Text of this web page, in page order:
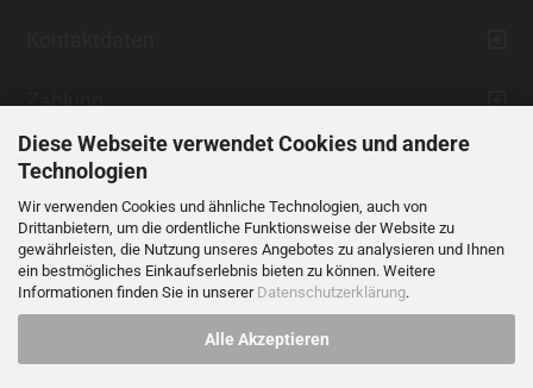
Diese Webseite verwendet Cookies und andere
Technologien
Wir verwenden Cookies und ähnliche Technologien, auch von
Drittanbietern, um die ordentliche Funktionsweise der Website zu
gewährleisten, die Nutzung unseres Angebotes zu analysieren und Ihnen
ein bestmögliches Einkaufserlebnis bieten zu können. Weitere
Informationen finden Sie in unserer Datenschutzerklärung.
Alle Akzeptieren
Zahlung
Vertrag widerrufen